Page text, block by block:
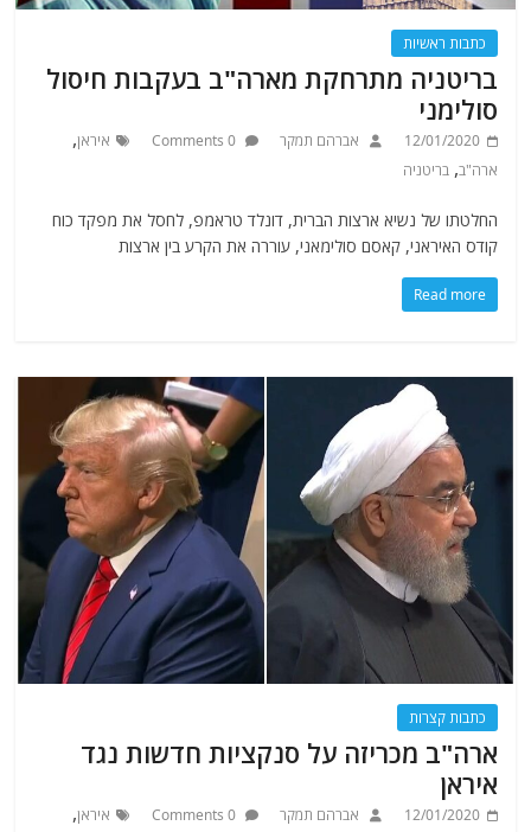
כתבות ראשיות
בריטניה מתרחקת מארה"ב בעקבות חיסול
סולימני
12/01/2020 אברהם תמקר 0 Comments איראן,
ארה"ב,בריטניה
החלטתו של נשיא ארצות הברית, דונלד טראמפ, לחסל את מפקד כוח
קודס האיראני, קאסם סולימאני, עוררה את הקרע בין ארצות
Read more
כתבות קצרות
ארה"ב מכריזה על סנקציות חדשות נגד
איראן
12/01/2020 אברהם תמקר 0 Comments איראן,